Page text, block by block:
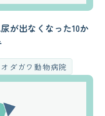
が出なくなった10か
オダガワ動物病院